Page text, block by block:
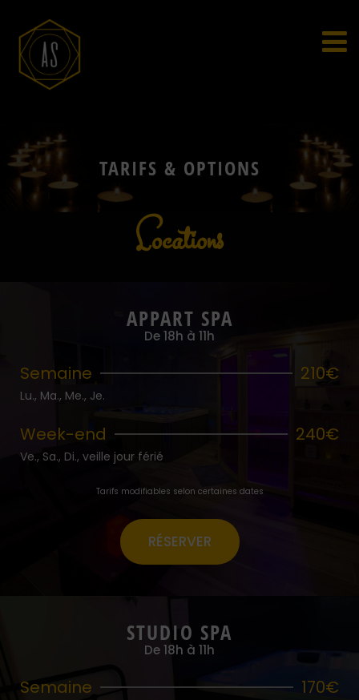
TARIFS & OPTIONS
Locations
APPART SPA
De 18h à 11h
Semaine 210€
Lu., Ma., Me., Je.
Week-end 240€
Ve., Sa., Di., veille jour férié
Tarifs modifiables selon certaines dates
RÉSERVER
STUDIO SPA
De 18h à 11h
Semaine 170€